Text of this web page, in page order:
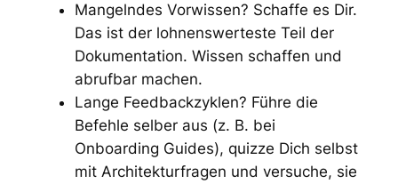
Mangelndes Vorwissen? Schaffe es Dir.
Das ist der lohnenswerteste Teil der
Dokumentation. Wissen schaffen und
abrufbar machen.
Lange Feedbackzyklen? Führe die
Befehle selber aus (z. B. bei
Onboarding Guides), quizze Dich selbst
mit Architekturfragen und versuche, sie